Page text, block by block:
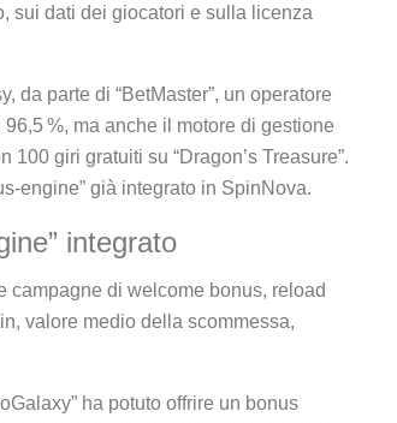
sui dati dei giocatori e sulla licenza
da parte di “BetMaster”, un operatore
%, ma anche il motore di gestione
giri gratuiti su “Dragon’s Treasure”.
già integrato in SpinNova.
integrato
campagne di welcome bonus, reload
valore medio della scommessa,
ha potuto offrire un bonus